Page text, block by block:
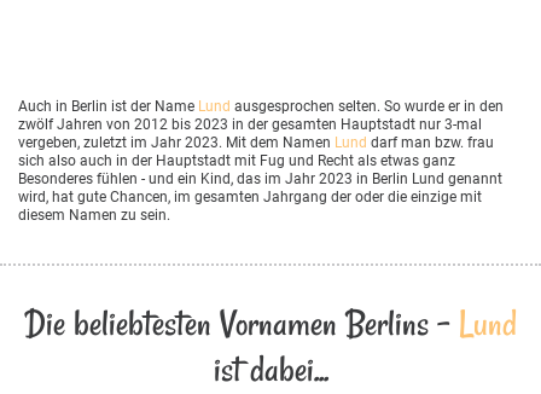
Auch in Berlin ist der Name Lund ausgesprochen selten. So wurde er in den
zwölf Jahren von 2012 bis 2023 in der gesamten Hauptstadt nur 3-mal
vergeben, zuletzt im Jahr 2023. Mit dem Namen Lund darf man bzw. frau
sich also auch in der Hauptstadt mit Fug und Recht als etwas ganz
Besonderes fühlen - und ein Kind, das im Jahr 2023 in Berlin Lund genannt
wird, hat gute Chancen, im gesamten Jahrgang der oder die einzige mit
diesem Namen zu sein.
Die beliebtesten Vornamen Berlins - Lund
ist dabei...